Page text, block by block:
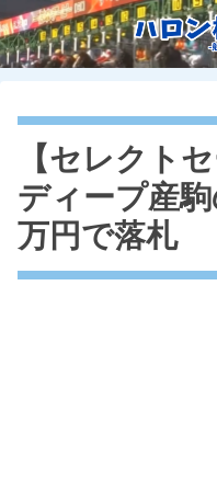
【セレクト
ディープ産
万円で落札